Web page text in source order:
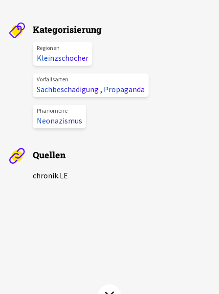
Schlaglichter
Phänomene
Aktuelles
Alle Beiträge
Veranstaltungen
Pressemitteilungen
Über uns
Kontakt
Kategorisierung
Regionen
Kleinzschocher
Vorfallsarten
Sachbeschädigung , Propaganda
Phänomene
Neonazismus
Quellen
chronik.LE